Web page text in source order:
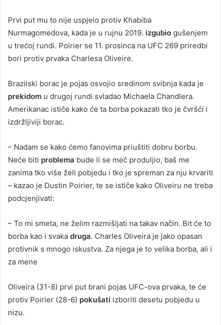
Prvi put mu to nije uspjelo protiv Khabiba
Nurmagomedova, kada je u rujnu 2019. izgubio gušenjem
u trećoj rundi. Poirier se 11. prosinca na UFC 269 priredbi
bori protiv prvaka Charlesa Oliveire.
Brazilski borac je pojas osvojio sredinom svibnja kada je
prekidom u drugoj rundi svladao Michaela Chandlera.
Amerikanac ističe kako će ta borba pokazati tko je čvršći i
izdržljiviji borac.
– Nadam se kako ćemo fanovima priuštiti dobru borbu.
Neće biti problema bude li se meč produljio, baš me
zanima tko više želi pobjedu i tko je spreman za nju krvariti
– kazao je Dustin Poirier, te se ističe kako Oliveiru ne treba
podcjenjivati:
– To mi smeta, ne želim razmišljati na takav način. Bit će to
borba kao i svaka druga. Charles Oliveira je jako opasan
protivnik s mnogo iskustva. Za njega je to velika borba, ali i
za mene
Oliveira (31-8) prvi put brani pojas UFC-ova prvaka, te će
protiv Poirier (28-6) pokušati izboriti desetu pobjedu u
nizu.